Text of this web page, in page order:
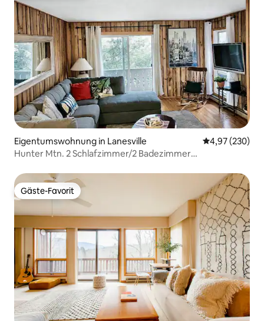
Eigentumswohnung in Lanesville
4,97 (230)
Hunter Mtn. 2 Schlafzimmer/2 Badezimmer
Gäste-Favorit
Gäste-Favorit